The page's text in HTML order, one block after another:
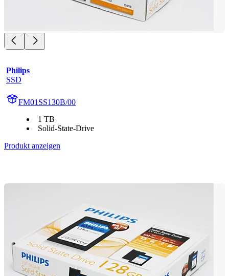
Philips
SSD
FM01SS130B/00
1 TB
Solid-State-Drive
Produkt anzeigen